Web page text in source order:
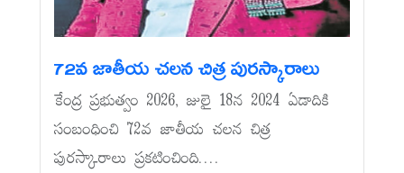
72వ జాతీయ చలన చిత్ర పురస్కారాలు
కేంద్ర ప్రభుత్వం 2026, జులై 18న 2024 ఏడాదికి
సంబంధించి 72వ జాతీయ చలన చిత్ర
పురస్కారాలు ప్రకటించింది....